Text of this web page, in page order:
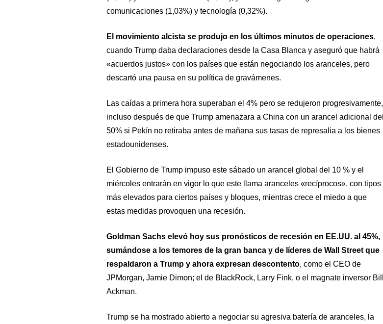
comunicaciones (1,03%) y tecnología (0,32%).
El movimiento alcista se produjo en los últimos minutos de operaciones,
cuando Trump daba declaraciones desde la Casa Blanca y aseguró que habrá
«acuerdos justos» con los países que están negociando los aranceles, pero
descartó una pausa en su política de gravámenes.
Las caídas a primera hora superaban el 4% pero se redujeron progresivamente,
incluso después de que Trump amenazara a China con un arancel adicional del
50% si Pekín no retiraba antes de mañana sus tasas de represalia a los bienes
estadounidenses.
El Gobierno de Trump impuso este sábado un arancel global del 10 % y el
miércoles entrarán en vigor lo que este llama aranceles «recíprocos», con tipos
más elevados para ciertos países y bloques, mientras crece el miedo a que
estas medidas provoquen una recesión.
Goldman Sachs elevó hoy sus pronósticos de recesión en EE.UU. al 45%,
sumándose a los temores de la gran banca y de líderes de Wall Street que
respaldaron a Trump y ahora expresan descontento, como el CEO de
JPMorgan, Jamie Dimon; el de BlackRock, Larry Fink, o el magnate inversor Bill
Ackman.
Trump se ha mostrado abierto a negociar su agresiva batería de aranceles, la